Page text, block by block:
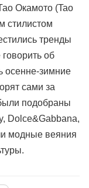
Окамото (Tao
стилистом
тренды
об
осенне-зимние
сами за
подобраны
Dolce&Gabbana,
модные веяния